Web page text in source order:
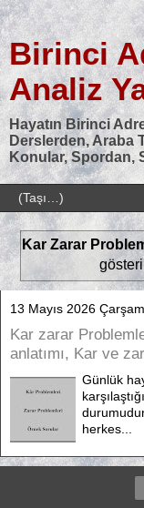
Birinci
Analiz
Hayatın Birinci
Derslerden, Araba
Konular, Spordan,
Kar Zarar
13 Mayıs 2026
Kar zarar
anlatımı, Kar ve
Günlük
herkes...